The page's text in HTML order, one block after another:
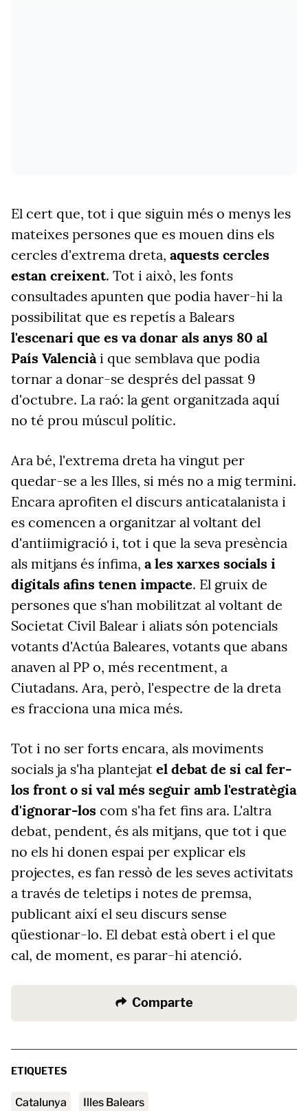
El cert que, tot i que siguin més o menys les
mateixes persones que es mouen dins els
cercles d'extrema dreta, aquests cercles
estan creixent. Tot i això, les fonts
consultades apunten que podia haver-hi la
possibilitat que es repetís a Balears
l'escenari que es va donar als anys 80 al
País Valenciài que semblava que podia
tornar a donar-se després del passat 9
d'octubre. La raó: la gent organitzada aquí
no té prou múscul polític.
Ara bé, l'extrema dreta ha vingut per
quedar-se a les Illes, si més no a mig termini.
Encara aprofiten el discurs anticatalanista i
es comencen a organitzar al voltant del
d'antiimigració i, tot i que la seva presència
als mitjans és ínfima, a les xarxes socials i
digitals afins tenen impacte. El gruix de
persones que s'han mobilitzat al voltant de
Societat Civil Balear i aliats són potencials
votants d'Actúa Baleares, votants que abans
anaven al PP o, més recentment, a
Ciutadans. Ara, però, l'espectre de la dreta
es fracciona una mica més.
Tot i no ser forts encara, als moviments
socials ja s'ha plantejat el debat de si cal fer-
los front o si val més seguir amb l'estratègia
d'ignorar-los com s'ha fet fins ara. L'altra
debat, pendent, és als mitjans, que tot i que
no els hi donen espai per explicar els
projectes, es fan ressò de les seves activitats
a través de teletips i notes de premsa,
publicant així el seu discurs sense
qüestionar-lo. El debat està obert i el que
cal, de moment, es parar-hi atenció.
Comparte
ETIQUETES
Catalunya Illes Balears